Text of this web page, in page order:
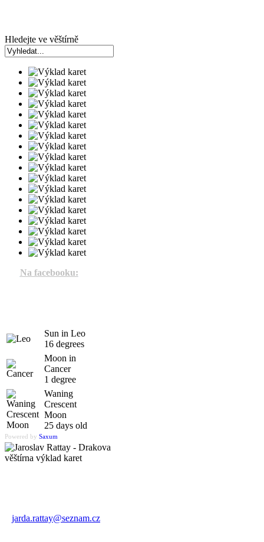
Hledejte ve věštírně
Na facebooku:
Sun in Leo
16 degrees
Moon in
Cancer
1 degree
Waning
Crescent
Moon
25 days old
Powered by Saxum
jarda.rattay@seznam.cz